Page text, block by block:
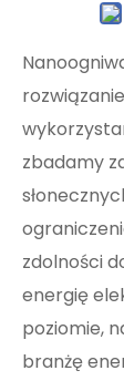
zbadamy
zdolności
energię
poziomie,
branżę